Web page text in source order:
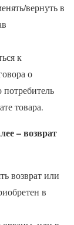
вернуть в
к
о
товара.
– возврат
возврат или
в